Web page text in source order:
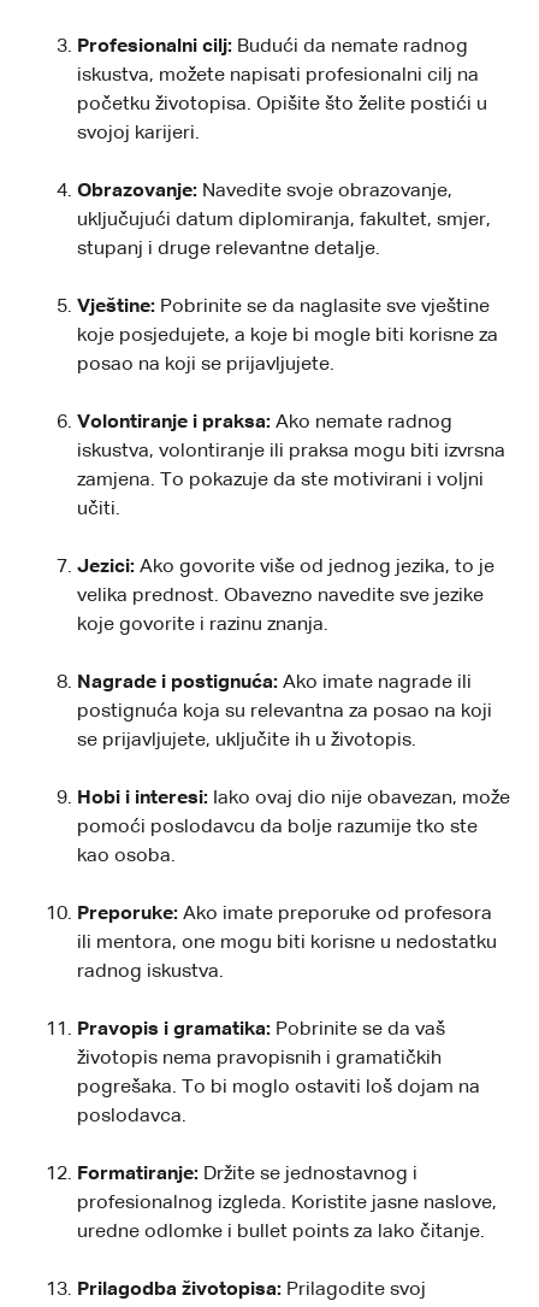
Profesionalni cilj: Budući da nemate radnog
iskustva, možete napisati profesionalni cilj na
početku životopisa. Opišite što želite postići u
svojoj karijeri.
Obrazovanje: Navedite svoje obrazovanje,
uključujući datum diplomiranja, fakultet, smjer,
stupanj i druge relevantne detalje.
Vještine: Pobrinite se da naglasite sve vještine
koje posjedujete, a koje bi mogle biti korisne za
posao na koji se prijavljujete.
Volontiranje i praksa: Ako nemate radnog
iskustva, volontiranje ili praksa mogu biti izvrsna
zamjena. To pokazuje da ste motivirani i voljni
učiti.
Jezici: Ako govorite više od jednog jezika, to je
velika prednost. Obavezno navedite sve jezike
koje govorite i razinu znanja.
Nagrade i postignuća: Ako imate nagrade ili
postignuća koja su relevantna za posao na koji
se prijavljujete, uključite ih u životopis.
Hobi i interesi: Iako ovaj dio nije obavezan, može
pomoći poslodavcu da bolje razumije tko ste
kao osoba.
Preporuke: Ako imate preporuke od profesora
ili mentora, one mogu biti korisne u nedostatku
radnog iskustva.
Pravopis i gramatika: Pobrinite se da vaš
životopis nema pravopisnih i gramatičkih
pogrešaka. To bi moglo ostaviti loš dojam na
poslodavca.
Formatiranje: Držite se jednostavnog i
profesionalnog izgleda. Koristite jasne naslove,
uredne odlomke i bullet points za lako čitanje.
Prilagodba životopisa: Prilagodite svoj